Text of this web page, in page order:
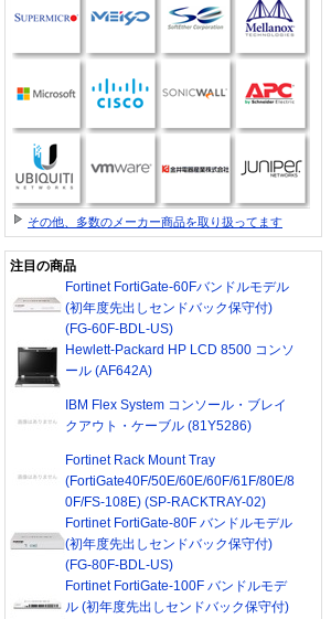
その他、多数のメーカー商品を取り扱ってます
注目の商品
Fortinet FortiGate-60Fバンドルモデル
(初年度先出しセンドバック保守付)
(FG-60F-BDL-US)
Hewlett-Packard HP LCD 8500 コンソ
ール (AF642A)
IBM Flex System コンソール・ブレイ
クアウト・ケーブル (81Y5286)
Fortinet Rack Mount Tray
(FortiGate40F/50E/60E/60F/61F/80E/8
0F/FS-108E) (SP-RACKTRAY-02)
Fortinet FortiGate-80F バンドルモデル
(初年度先出しセンドバック保守付)
(FG-80F-BDL-US)
Fortinet FortiGate-100F バンドルモデ
ル (初年度先出しセンドバック保守付)